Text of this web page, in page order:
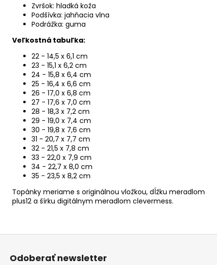
Zvršok: hladká koža
Podšívka: jahňacia vlna
Podrážka: guma
Veľkostná tabuľka:
22 - 14,5 x 6,1 cm
23 - 15,1 x 6,2 cm
24 - 15,8 x 6,4 cm
25 - 16,4 x 6,6 cm
26 - 17,0 x 6,8 cm
27 - 17,6 x 7,0 cm
28 - 18,3 x 7,2 cm
29 - 19,0 x 7,4 cm
30 - 19,8 x 7,6 cm
31 - 20,7 x 7,7 cm
32 - 21,5 x 7,8 cm
33 - 22,0 x 7,9 cm
34 - 22,7 x 8,0 cm
35 - 23,5 x 8,2 cm
Topánky meriame s originálnou vložkou, dĺžku meradlom
plus12 a šírku digitálnym meradlom clevermess.
Z
Odoberať newsletter